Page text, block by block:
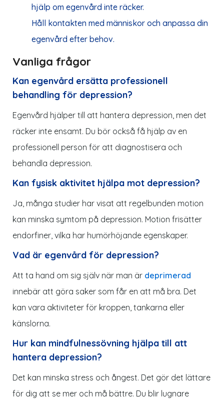
hjälp om egenvård inte räcker.
Håll kontakten med människor och anpassa din
egenvård efter behov.
Vanliga frågor
Kan egenvård ersätta professionell
behandling för depression?
Egenvård hjälper till att hantera depression, men det
räcker inte ensamt. Du bör också få hjälp av en
professionell person för att diagnostisera och
behandla depression.
Kan fysisk aktivitet hjälpa mot depression?
Ja, många studier har visat att regelbunden motion
kan minska symtom på depression. Motion frisätter
endorfiner, vilka har humörhöjande egenskaper.
Vad är egenvård för depression?
Att ta hand om sig själv när man är deprimerad
innebär att göra saker som får en att må bra. Det
kan vara aktiviteter för kroppen, tankarna eller
känslorna.
Hur kan mindfulnessövning hjälpa till att
hantera depression?
Det kan minska stress och ångest. Det gör det lättare
för dig att se mer och må bättre. Du blir lugnare